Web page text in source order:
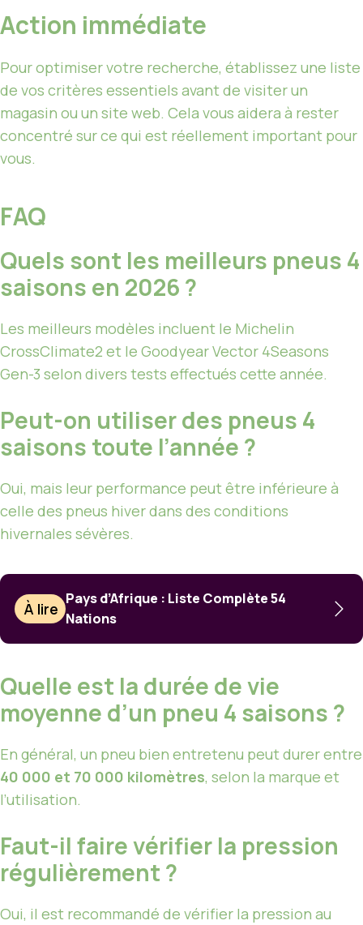
Action immédiate
Pour optimiser votre recherche, établissez une liste
de vos critères essentiels avant de visiter un
magasin ou un site web. Cela vous aidera à rester
concentré sur ce qui est réellement important pour
vous.
FAQ
Quels sont les meilleurs pneus 4
saisons en 2026 ?
Les meilleurs modèles incluent le Michelin
CrossClimate2 et le Goodyear Vector 4Seasons
Gen-3 selon divers tests effectués cette année.
Peut-on utiliser des pneus 4
saisons toute l’année ?
Oui, mais leur performance peut être inférieure à
celle des pneus hiver dans des conditions
hivernales sévères.
À lire
Pays d’Afrique : Liste Complète 54
Nations
Quelle est la durée de vie
moyenne d’un pneu 4 saisons ?
En général, un pneu bien entretenu peut durer entre
40 000 et 70 000 kilomètres, selon la marque et
l’utilisation.
Faut-il faire vérifier la pression
régulièrement ?
Oui, il est recommandé de vérifier la pression au